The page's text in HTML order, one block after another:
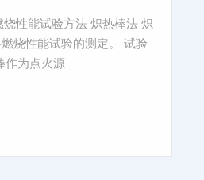
性能试验方法 炽热棒法 炽
烧性能试验的测定。 试验
作为点火源